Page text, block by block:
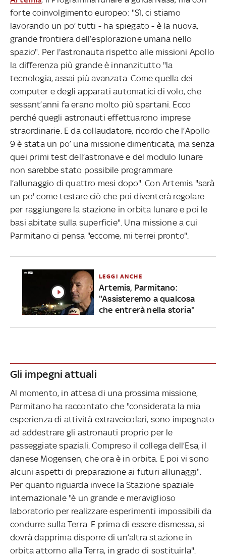
forte coinvolgimento europeo: "Sì, ci stiamo
lavorando un po’ tutti - ha spiegato - è la nuova,
grande frontiera dell’esplorazione umana nello
spazio". Per l'astronauta rispetto alle missioni Apollo
la differenza più grande è innanzitutto "la
tecnologia, assai più avanzata. Come quella dei
computer e degli apparati automatici di volo, che
sessant’anni fa erano molto più spartani. Ecco
perché quegli astronauti effettuarono imprese
straordinarie. E da collaudatore, ricordo che l’Apollo
9 è stata un po’ una missione dimenticata, ma senza
quei primi test dell’astronave e del modulo lunare
non sarebbe stato possibile programmare
l’allunaggio di quattro mesi dopo". Con Artemis "sarà
un po' come testare ciò che poi diventerà regolare
per raggiungere la stazione in orbita lunare e poi le
basi abitate sulla superficie". Una missione a cui
Parmitano ci pensa "eccome, mi terrei pronto".
LEGGI ANCHE
Artemis, Parmitano:
"Assisteremo a qualcosa
che entrerà nella storia"
Gli impegni attuali
Al momento, in attesa di una prossima missione,
Parmitano ha raccontato che "considerata la mia
esperienza di attività extraveicolari, sono impegnato
ad addestrare gli astronauti proprio per le
passeggiate spaziali. Compreso il collega dell’Esa, il
danese Mogensen, che ora è in orbita. E poi vi sono
alcuni aspetti di preparazione ai futuri allunaggi".
Per quanto riguarda invece la Stazione spaziale
internazionale "è un grande e meraviglioso
laboratorio per realizzare esperimenti impossibili da
condurre sulla Terra. E prima di essere dismessa, si
dovrà dapprima disporre di un’altra stazione in
orbita attorno alla Terra, in grado di sostituirla".